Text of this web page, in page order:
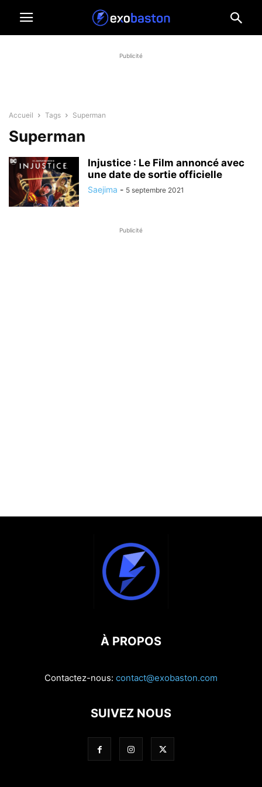
Publicité
Accueil Tags Superman
Superman
Injustice : Le Film annoncé avec
une date de sortie officielle
Saejima - 5 septembre 2021
Publicité
À PROPOS
Contactez-nous: contact@exobaston.com
SUIVEZ NOUS